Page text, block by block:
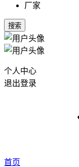
厂家
搜索
个人中心
退出登录
首页